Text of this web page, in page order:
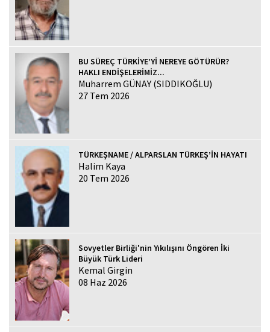
BU SÜREÇ TÜRKİYE’Yİ NEREYE GÖTÜRÜR?
HAKLI ENDİŞELERİMİZ...
Muharrem GÜNAY (SIDDIKOĞLU)
27 Tem 2026
TÜRKEŞNAME / ALPARSLAN TÜRKEŞ’İN HAYATI
Halim Kaya
20 Tem 2026
Sovyetler Birliği'nin Yıkılışını Öngören İki
Büyük Türk Lideri
Kemal Girgin
08 Haz 2026